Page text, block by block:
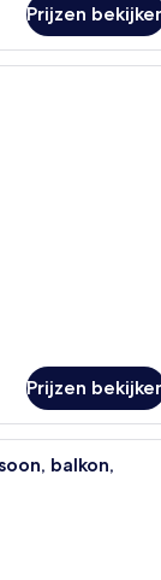
Prijzen
hotelkamer
Prijzen
met een
balkon,